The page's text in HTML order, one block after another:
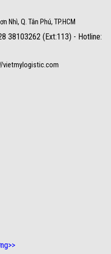
Nhì, Q. Tân Phú, TP.HCM
38103262 (Ext:113) - Hotline:
vietmylogistic.com
>>